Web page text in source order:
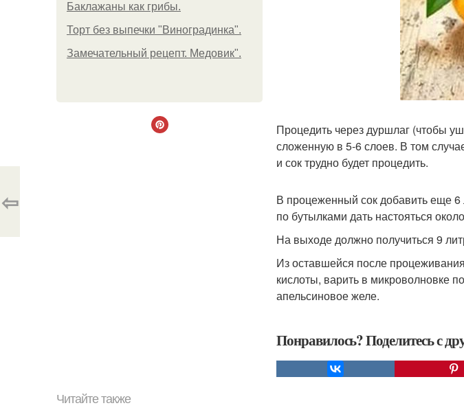
Баклажаны как грибы.
Торт без выпечки "Виноградинка".
Замечательный рецепт. Медовик".
Процедить через дуршлаг (чтобы
сложенную в 5-6 слоев. В том
и сок трудно будет процедить.
В процеженный сок добавить еще 6
по бутылками дать настояться
На выходе должно получиться 9
Из оставшейся после
кислоты, варить в микроволновке
апельсиновое желе.
Понравилось? Поделитесь с
⇦
Читайте также